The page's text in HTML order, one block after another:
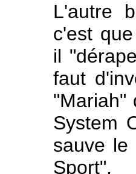
L'autre
c'est
il
faut
"Mariah"
System
sauve le